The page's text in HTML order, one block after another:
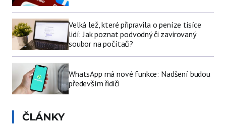
Velká lež, které připravila o peníze tisíce
lidí: Jak poznat podvodný či zavirovaný
soubor na počítači?
WhatsApp má nové funkce: Nadšení budou
především řidiči
ČLÁNKY